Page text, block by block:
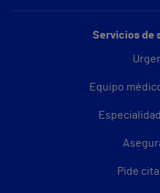
Servicios de
Equipo
Pide